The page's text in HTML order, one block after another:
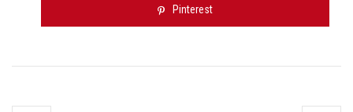
Pinterest